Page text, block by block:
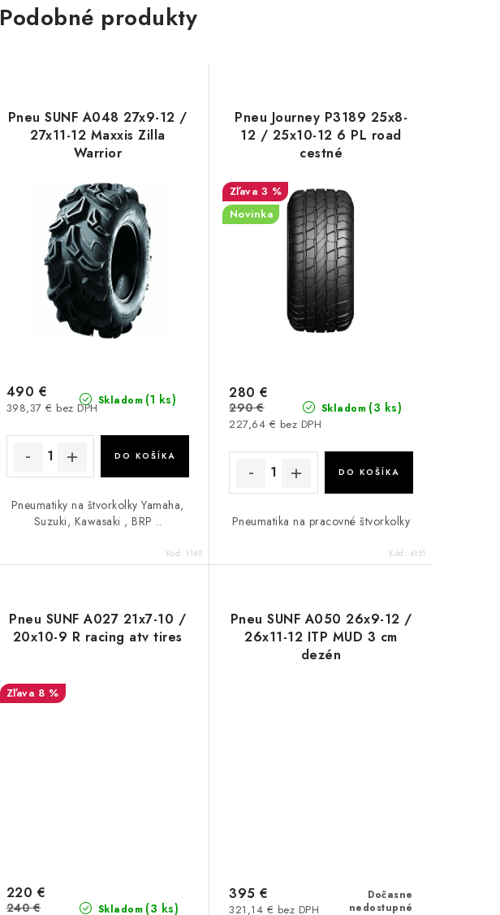
Podobné produkty
Pneu SUNF A048 27x9-12 /
27x11-12 Maxxis Zilla
Warrior
Skladom (1 ks)
398,37 € bez DPH
490 €
DO KOŠÍKA
Pneumatiky na štvorkolky Yamaha,
Suzuki, Kawasaki , BRP ..
Kód: 1149
Pneu Journey P3189 25x8-
12 / 25x10-12 6 PL road
cestné
3 %
Novinka
Skladom (3 ks)
227,64 € bez DPH
280 €
290 €
DO KOŠÍKA
Pneumatika na pracovné štvorkolky
Kód: 4151
Pneu SUNF A027 21x7-10 /
20x10-9 R racing atv tires
8 %
Skladom (3 ks)
220 €
240 €
Pneu SUNF A050 26x9-12 /
26x11-12 ITP MUD 3 cm
dezén
Dočasne
nedostupné
321,14 € bez DPH
395 €